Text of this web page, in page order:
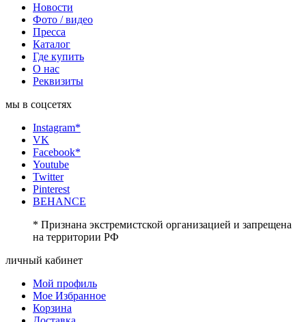
Новости
Фото / видео
Пресса
Каталог
Где купить
О нас
Реквизиты
мы в соцсетях
Instagram*
VK
Facebook*
Youtube
Twitter
Pinterest
BEHANCE
* Признана экстремистской организацией и запрещена
на территории РФ
личный кабинет
Мой профиль
Мое Избранное
Корзина